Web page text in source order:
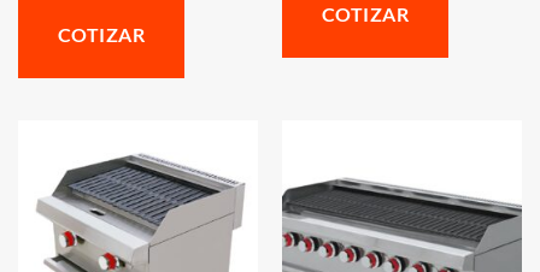
COTIZAR
COTIZAR